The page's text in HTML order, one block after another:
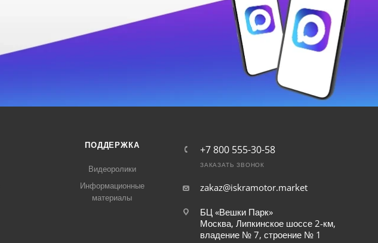
ПОДДЕРЖКА
Видеоролики
Информационные
материалы
+7 800 555-30-58
ЗАКАЗАТЬ ЗВОНОК
zakaz@iskramotor.market
БЦ «Вешки Парк»
Москва, Липкинское шоссе 2-км,
владение № 7, строение № 1